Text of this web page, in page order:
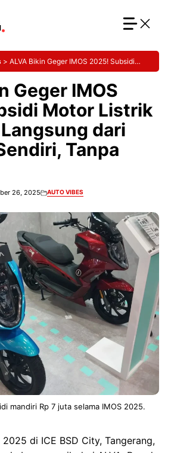
> ALVA Bikin Geger IMOS 2025! Subsidi
Geger IMOS
Motor Listrik
dari
Tanpa
26, 2025 AUTO VIBES
mandiri Rp 7 juta selama IMOS 2025.
2025 di ICE BSD City, Tangerang,